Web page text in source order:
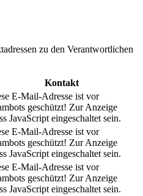
zu den Verantwortlichen
Kontakt
E-Mail-Adresse ist vor
geschützt! Zur Anzeige
JavaScript eingeschaltet sein.
E-Mail-Adresse ist vor
geschützt! Zur Anzeige
JavaScript eingeschaltet sein.
E-Mail-Adresse ist vor
geschützt! Zur Anzeige
JavaScript eingeschaltet sein.